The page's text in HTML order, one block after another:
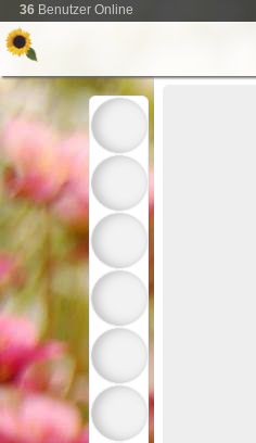
36 Benutzer Online